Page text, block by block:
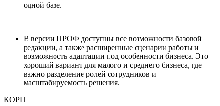
одной базе.
В версии ПРОФ доступны все возможности базовой
редакции, а также расширенные сценарии работы и
возможность адаптации под особенности бизнеса. Это
хороший вариант для малого и среднего бизнеса, где
важно разделение ролей сотрудников и
масштабируемость решения.
КОРП